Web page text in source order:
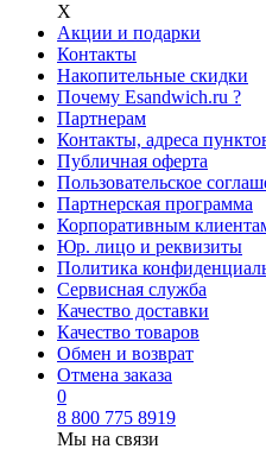
Х
Акции и подарки
Контакты
Накопительные скидки
Почему Esandwich.ru ?
Партнерам
Контакты, адреса
Публичная оферта
Пользовательское
Партнерская программа
Корпоративным
Юр. лицо и реквизиты
Политика
Сервисная служба
Качество доставки
Качество товаров
Обмен и возврат
Отмена заказа
0
8 800 775 8919
Мы на связи